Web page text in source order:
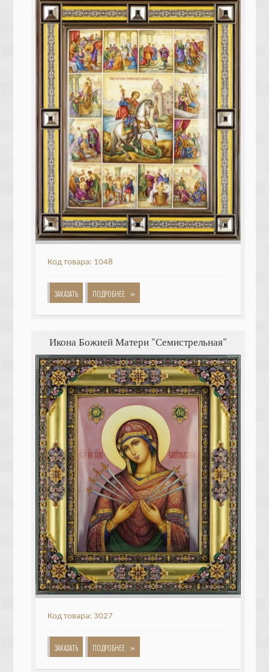
Код товара: 1048
ЗАКАЗАТЬ ПОДРОБНЕЕ »
Икона Божией Матери "Семистрельная"
Код товара: 3027
ЗАКАЗАТЬ ПОДРОБНЕЕ »